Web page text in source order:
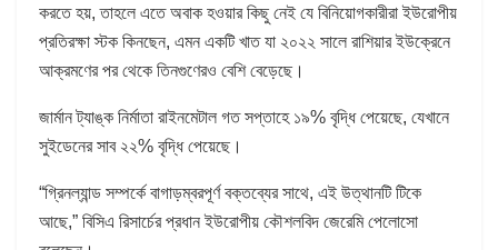
করতে হয়, তাহলে এতে অবাক হওয়ার কিছু নেই যে বিনিয়োগকারীরা ইউরোপীয়
প্রতিরক্ষা স্টক কিনছেন, এমন একটি খাত যা ২০২২ সালে রাশিয়ার ইউক্রেনে
আক্রমণের পর থেকে তিনগুণেরও বেশি বেড়েছে।
জার্মান ট্যাঙ্ক নির্মাতা রাইনমেটাল গত সপ্তাহে ১৯% বৃদ্ধি পেয়েছে, যেখানে
সুইডেনের সাব ২২% বৃদ্ধি পেয়েছে।
“গ্রিনল্যান্ড সম্পর্কে বাগাড়ম্বরপূর্ণ বক্তব্যের সাথে, এই উত্থানটি টিকে
আছে,” বিসিএ রিসার্চের প্রধান ইউরোপীয় কৌশলবিদ জেরেমি পেলোসো